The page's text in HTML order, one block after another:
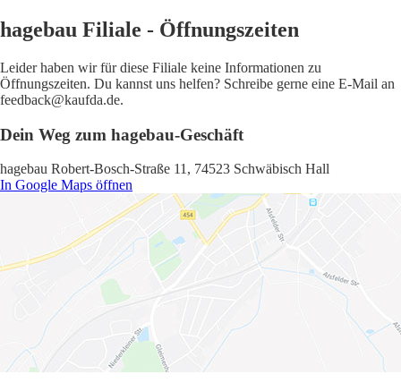
hagebau Filiale - Öffnungszeiten
Leider haben wir für diese Filiale keine Informationen zu
Öffnungszeiten. Du kannst uns helfen? Schreibe gerne eine E-Mail an
feedback@kaufda.de.
Dein Weg zum hagebau-Geschäft
hagebau Robert-Bosch-Straße 11, 74523 Schwäbisch Hall
In Google Maps öffnen